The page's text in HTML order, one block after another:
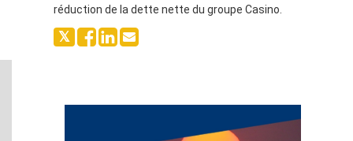
réduction de la dette nette du groupe Casino.